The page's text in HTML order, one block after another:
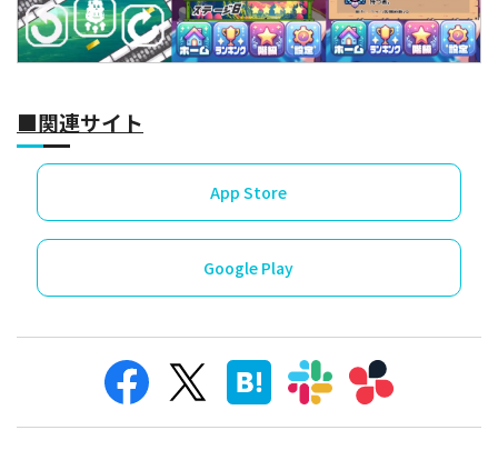
■関連サイト
App Store
Google Play